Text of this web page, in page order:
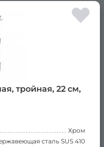
тройная, 22 см,
Хром
сталь SUS 410